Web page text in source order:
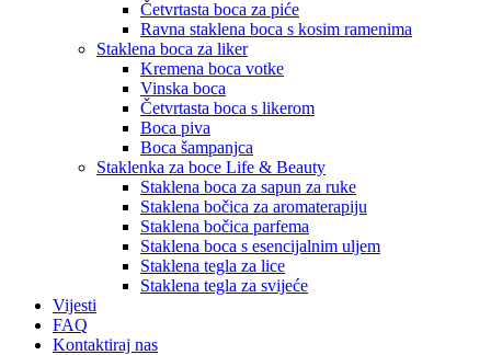
Četvrtasta boca za piće
Ravna staklena boca s kosim ramenima
Staklena boca za liker
Kremena boca votke
Vinska boca
Četvrtasta boca s likerom
Boca piva
Boca šampanjca
Staklenka za boce Life & Beauty
Staklena boca za sapun za ruke
Staklena bočica za aromaterapiju
Staklena bočica parfema
Staklena boca s esencijalnim uljem
Staklena tegla za lice
Staklena tegla za svijeće
Vijesti
FAQ
Kontaktiraj nas